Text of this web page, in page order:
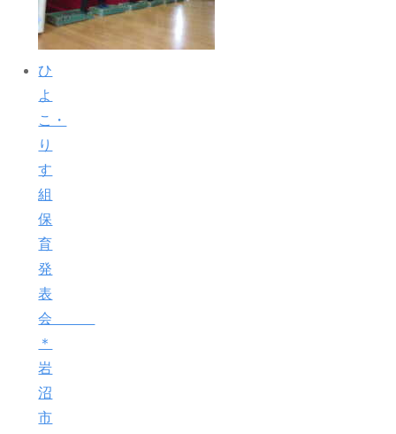
ひ
よ
こ・
り
す
組
保
育
発
表
会
＊
岩
沼
市